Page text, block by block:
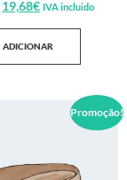
19,68€ IVA incluido
ADICIONAR
Promoção!